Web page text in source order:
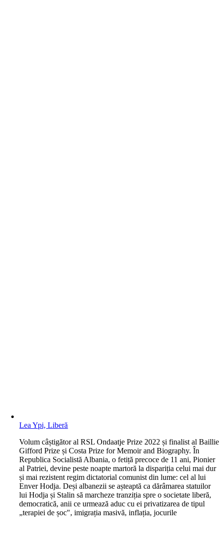
Lea Ypi, Liberă
Volum câștigător al RSL Ondaatje Prize 2022 și finalist al Baillie
Gifford Prize și Costa Prize for Memoir and Biography. În
Republica Socialistă Albania, o fetiță precoce de 11 ani, Pionier
al Patriei, devine peste noapte martoră la dispariția celui mai dur
și mai rezistent regim dictatorial comunist din lume: cel al lui
Enver Hodja. Deși albanezii se așteaptă ca dărâmarea statuilor
lui Hodja și Stalin să marcheze tranziția spre o societate liberă,
democratică, anii ce urmează aduc cu ei privatizarea de tipul
„terapiei de șoc", imigrația masivă, inflația, jocurile